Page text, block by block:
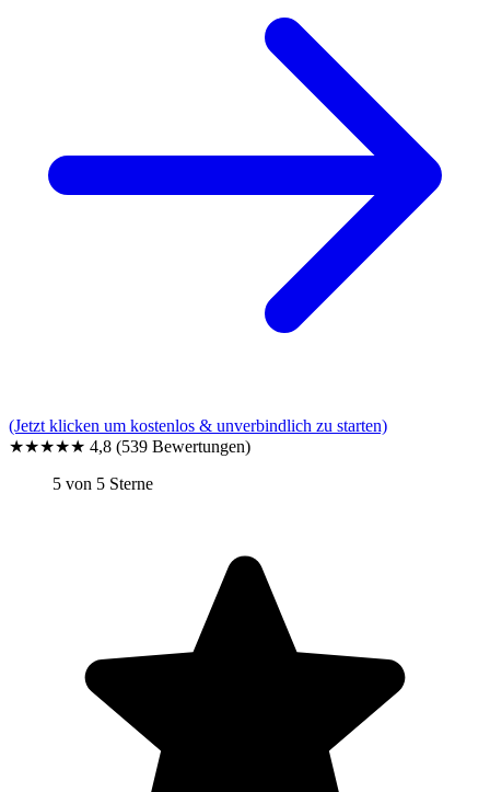
(Jetzt klicken um kostenlos & unverbindlich zu starten)
★★★★★ 4,8 (539 Bewertungen)
5 von 5 Sterne